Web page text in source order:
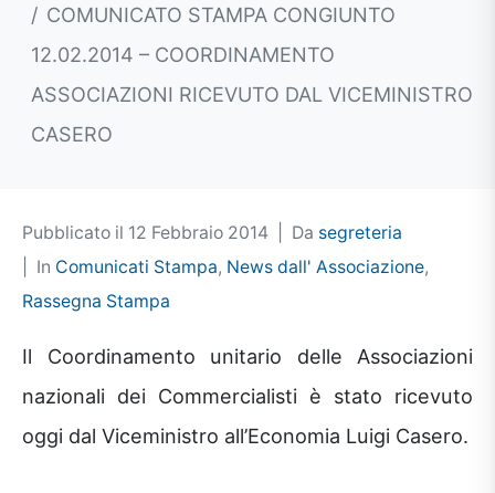
COMUNICATO STAMPA CONGIUNTO
12.02.2014 – COORDINAMENTO
ASSOCIAZIONI RICEVUTO DAL VICEMINISTRO
CASERO
Pubblicato il 12 Febbraio 2014 Da segreteria
In Comunicati Stampa, News dall' Associazione,
Rassegna Stampa
Il Coordinamento unitario delle Associazioni
nazionali dei Commercialisti è stato ricevuto
oggi dal Viceministro all’Economia Luigi Casero.